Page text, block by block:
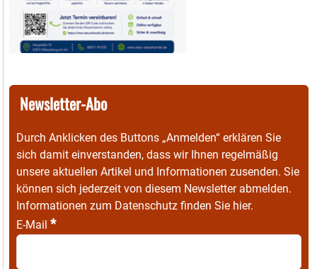
Newsletter-Abo
Durch Anklicken des Buttons „Anmelden“ erklären Sie
sich damit einverstanden, dass wir Ihnen regelmäßig
unsere aktuellen Artikel und Informationen zusenden. Sie
können sich jederzeit von diesem Newsletter abmelden.
Informationen zum Datenschutz finden Sie hier.
E-Mail *